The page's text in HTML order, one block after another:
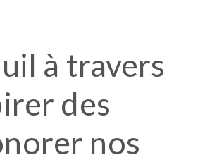
à travers
des
nos